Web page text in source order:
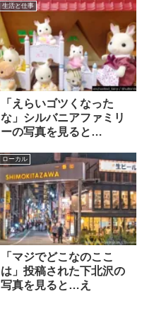
生活と仕事
「えらいゴツくなった
な」シルバニアファミリ
ーの写真を見ると…
ローカル
「マジでどこなのここ
は」投稿された下北沢の
写真を見ると…え